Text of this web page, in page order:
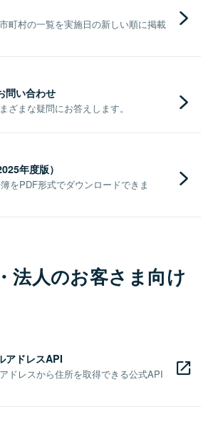
町村の一覧を実施日の新しい順に掲載
問い合わせ
ざまな疑問にお答えします。
年度版）
をPDF形式でダウンロードできま
法人のお客さま向け
アドレスAPI
ドレスから住所を取得できる公式API